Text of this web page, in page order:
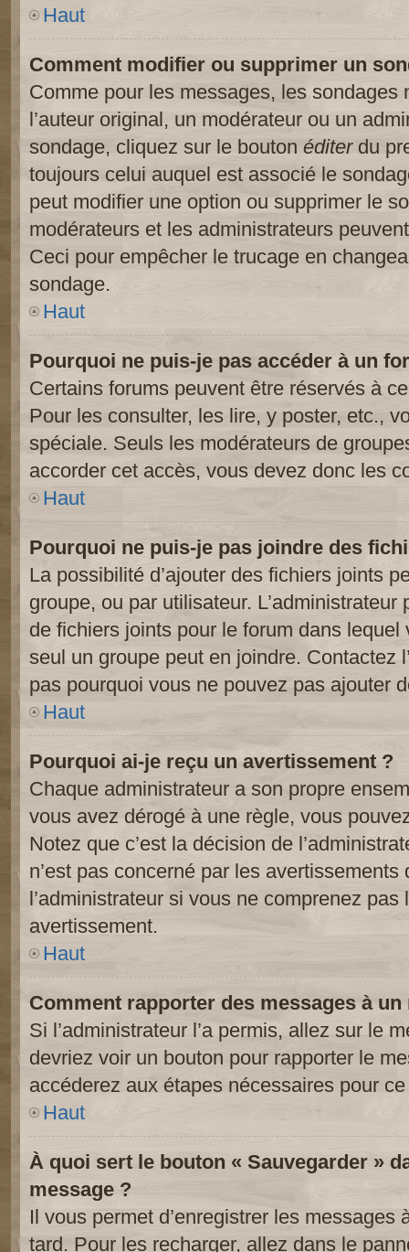
Haut
Comment modifier ou supprimer un
Comme pour les messages, les sondages
l’auteur original, un modérateur ou un
sondage, cliquez sur le bouton éditerdu
toujours celui auquel est associé le
peut modifier une option ou supprimer le
modérateurs et les administrateurs
Ceci pour empêcher le trucage en
sondage.
Haut
Pourquoi ne puis-je pas accéder à un
Certains forums peuvent être réservés à
Pour les consulter, les lire, y poster, etc.,
spéciale. Seuls les modérateurs de
accorder cet accès, vous devez donc les
Haut
Pourquoi ne puis-je pas joindre des
La possibilité d’ajouter des fichiers joints
groupe, ou par utilisateur. L’administrateur
de fichiers joints pour le forum dans
seul un groupe peut en joindre. Contactez
pas pourquoi vous ne pouvez pas ajouter
Haut
Pourquoi ai-je reçu un avertissement ?
Chaque administrateur a son propre
vous avez dérogé à une règle, vous
Notez que c’est la décision de
n’est pas concerné par les avertissements
l’administrateur si vous ne comprenez
avertissement.
Haut
Comment rapporter des messages à
Si l’administrateur l’a permis, allez sur le
devriez voir un bouton pour rapporter le
accéderez aux étapes nécessaires pour
Haut
À quoi sert le bouton « Sauvegarder »
message ?
Il vous permet d’enregistrer les messages
tard. Pour les recharger, allez dans le